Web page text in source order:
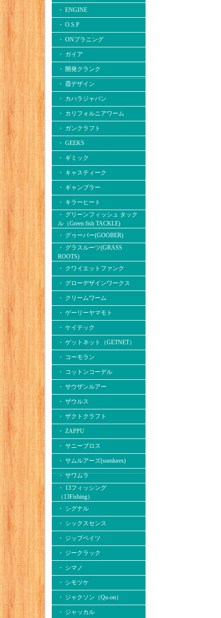
・ ENGINE
・ O.S.P
・ ONプラニング
・ ガイア
・ 開発クランク
・ 霞デザイン
・ カハラジャパン
・ カリフォルニアワーム
・ ガンクラフト
・ GEEKS
・ ギミック
・ キャスティーク
・ ギャンブラー
・ キラーヒート
・ グリーンフィッシュ タック
ル（Green fish TACKLE)
・ グゥーバー(GOOBER)
・ グラスルーツ(GRASS
ROOTS)
・ クワイエットファンク
・ グローデザインワークス
・ クリームワーム
・ ゲーリーヤマモト
・ ケイテック
・ ゲットネット（GETNET）
・ コーモラン
・ コットンコーデル
・ サウザンルアー
・ ザウルス
・ ザクトクラフト
・ ZAPPU
・ サニーブロス
・ サムルアーズ(sumlures)
・ サワムラ
・ 13フィッシング
（13Fishing）
・ シグナル
・ シックスセンス
・ ジップベイツ
・ ジークラック
・ シマノ
・ シモツケ
・ ジャクソン（Qu-on）
・ ジャッカル